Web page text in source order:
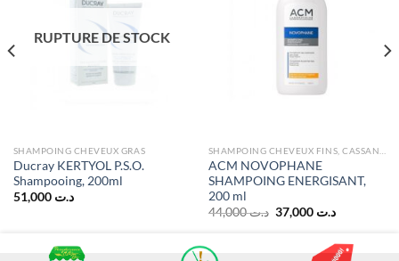
RUPTURE DE STOCK
SHAMPOING CHEVEUX GRAS
Ducray KERTYOL P.S.O.
Shampooing, 200ml
د.ت 51,000
ACM NOVOPHANE
SHAMPOING ENERGISANT,
200 ml
د.ت44,000
Le
prix
د.ت 44,000.
د.ت 37,000
Le
est :